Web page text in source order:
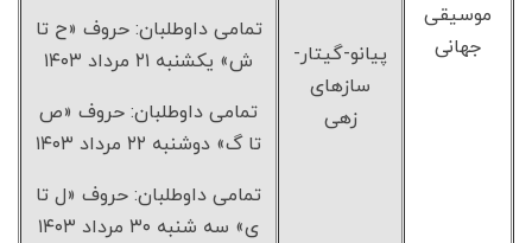
موسیقی
جهانی
پیانو-گیتار-
سازهای
زهی
تمامی داوطلبان: حروف «ح تا
ش» یکشنبه ۲۱ مرداد ۱۴۰۳
تمامی داوطلبان: حروف «ص
تا گ» دوشنبه ۲۲ مرداد ۱۴۰۳
تمامی داوطلبان: حروف «ل تا
ی» سه شنبه ۳۰ مرداد ۱۴۰۳